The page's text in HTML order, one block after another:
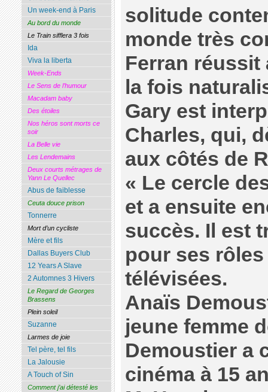
solitude
monde très
Ferran
la fois
Gary est
Charles, qui,
aux côtés de
« Le cercle
et a ensuite
succès. Il est
pour ses
télévisées.
Anaïs
jeune femme
Demoustier a
cinéma à 15
Un week-end à Paris
Au bord du monde
Le Train sifflera 3 fois
Ida
Viva la liberta
Week-Ends
Le Sens de l’humour
Macadam baby
Des étoiles
Nos héros sont morts ce
soir
La Belle vie
Les Lendemains
Deux courts métrages de
Yann Le Quellec
Abus de faiblesse
Ceuta douce prison
Tonnerre
Mort d’un cycliste
Mère et fils
Dallas Buyers Club
12 Years A Slave
2 Automnes 3 Hivers
Le Regard de Georges
Brassens
Plein soleil
Suzanne
Larmes de joie
Tel père, tel fils
La Jalousie
A Touch of Sin
Comment j’ai détesté les